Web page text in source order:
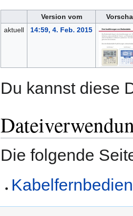
Version vom
aktuell
14:59, 4. Feb. 2015
Du kannst diese
Die folgende